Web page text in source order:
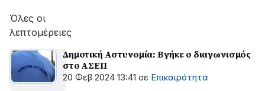
Όλες οι
λεπτομέρειες
Δημοτική Αστυνομία: Βγήκε ο διαγωνισμός
στο ΑΣΕΠ
20 Φεβ 2024 13:41 σε Επικαιρότητα